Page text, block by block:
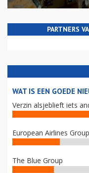
PARTNERS
WAT IS EEN GOEDE
Verzin alsjeblieft iets
European Airlines
The Blue Group